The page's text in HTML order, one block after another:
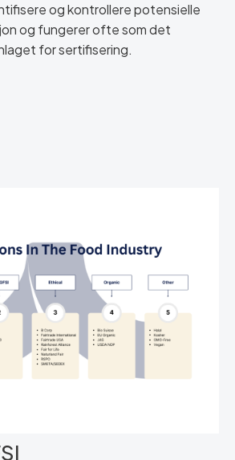
og kontrollere potensielle
og fungerer ofte som det
for sertifisering.